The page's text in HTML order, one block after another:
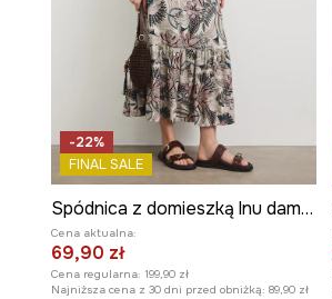
-22%
FINAL SALE
Spódnica z domieszką lnu damska maxi wzorzysta
Cena aktualna:
69,90 zł
Cena regularna: 199,90 zł
Najniższa cena z 30 dni przed obniżką: 89,90 zł